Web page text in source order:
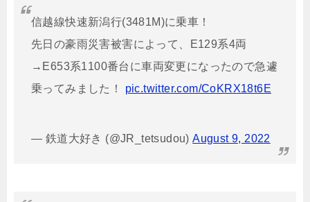
信越線快速新潟行(3481M)に乗車！
先日の豪雨災害被害によって、E129系4両
→E653系1100番台に車両変更になったので急遽
乗ってみました！ pic.twitter.com/CoKRX18t6E
— 鉄道大好き (@JR_tetsudou)August 9, 2022